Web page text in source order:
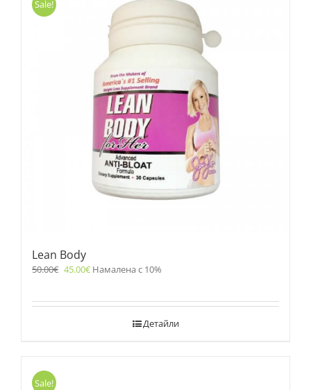
Sale!
Lean Body
50.00€ 45.00€ Намалена с 10%
Детайли
Sale!